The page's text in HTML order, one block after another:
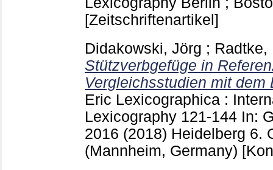
[Zeitschriftenartikel]
Didakowski, Jörg ; Radtke,
Stützverbgefüge in
Vergleichsstudien mit dem
Eric Lexicographica :
Lexicography 121-144 In:
2016 (2018) Heidelberg 6.
(Mannheim, Germany)